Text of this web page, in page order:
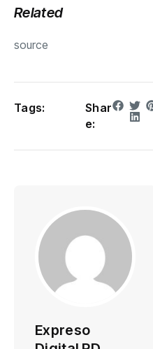
Related
source
Tags:
Shar
e:
Expreso